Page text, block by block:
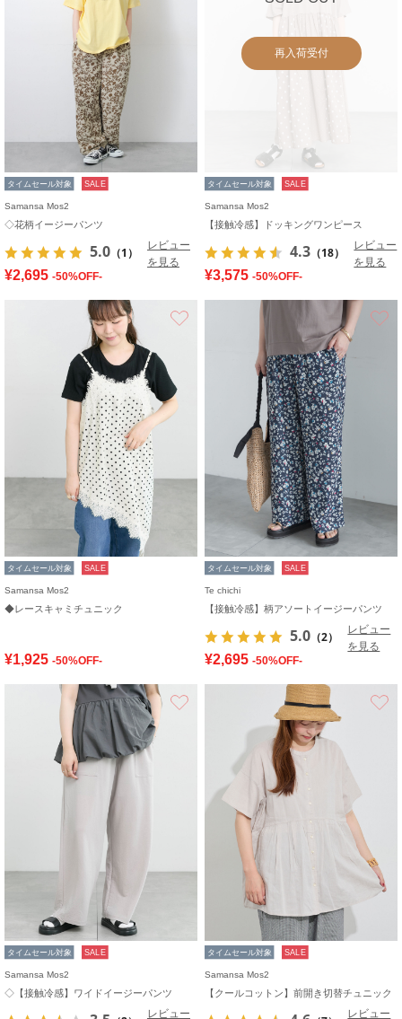
タイムセール対象 SALE
Samansa Mos2
◇花柄イージーパンツ
5.0 （1）
レビュー
を見る
¥2,695 -50%OFF-
再入荷受付
タイムセール対象 SALE
Samansa Mos2
【接触冷感】ドッキングワンピース
4.3 （18）
レビュー
を見る
¥3,575 -50%OFF-
タイムセール対象 SALE
Samansa Mos2
◆レースキャミチュニック
¥1,925 -50%OFF-
タイムセール対象 SALE
Te chichi
【接触冷感】柄アソートイージーパンツ
5.0 （2）
レビュー
を見る
¥2,695 -50%OFF-
タイムセール対象 SALE
Samansa Mos2
◇【接触冷感】ワイドイージーパンツ
レビュー
タイムセール対象 SALE
Samansa Mos2
【クールコットン】前開き切替チュニック
レビュー